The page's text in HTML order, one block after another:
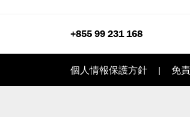
+855 99 231 168
個人情報保護方針 | 免